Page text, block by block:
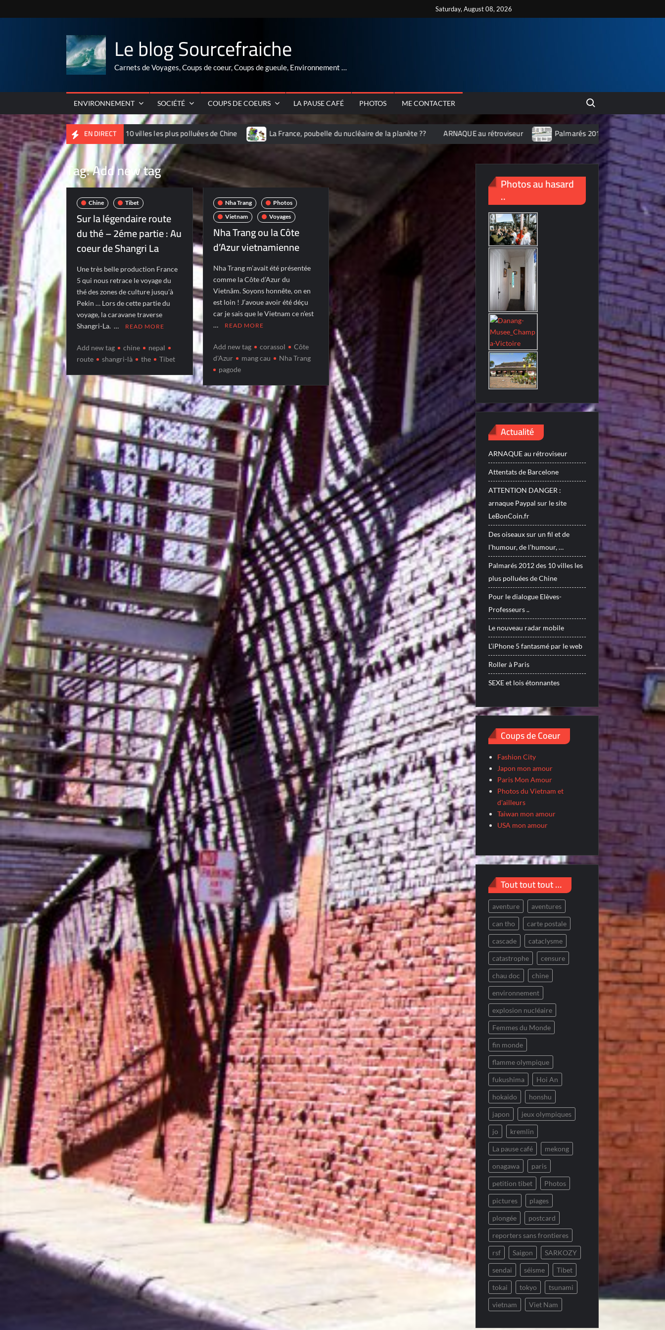
to
Saturday, August 08, 2026
Le blog Sourcefraiche
Carnets de Voyages, Coups de coeur, Coups de gueule, Environnement …
ENVIRONNEMENT SOCIÉTÉ COUPS DE COEURS LA PAUSE CAFÉ PHOTOS ME CONTACTER
Search for:
EN DIRECT
Palmarés 2012 des 10 villes les plus polluées de Chine La France, poubelle du nucléaire de la planète ?? ARNAQUE au rétroviseur Palmarés 2012 des 10 villes les plus polluées de
Tag:Add new tag
Chine Tibet
Sur la légendaire route
du thé – 2éme partie : Au
coeur de Shangri La
Une très belle production France
5 qui nous retrace le voyage du
thé des zones de culture jusqu’à
Pekin … Lors de cette partie du
voyage, la caravane traverse
Shangri-La. …
READ MORE
Add new tag chine
nepal
route
shangri-là the Tibet
Nha Trang
Photos
Vietnam
Voyages
Nha Trang ou la Côte
d’Azur vietnamienne
Nha Trang m’avait été présentée
comme la Côte d’Azur du
Vietnâm. Soyons honnête, on en
est loin ! J’avoue avoir été déçu
car je sais que le Vietnam ce n’est
…
READ MORE
Add new tag corassol
Côte
d'Azur
mang cau
Nha Trang
pagode
Photos au hasard
..
Actualité
ARNAQUE au rétroviseur
Attentats de Barcelone
ATTENTION DANGER :
arnaque Paypal sur le site
LeBonCoin.fr
Des oiseaux sur un fil et de
l’humour, de l’humour, …
Palmarés 2012 des 10 villes les
plus polluées de Chine
Pour le dialogue Elèves-
Professeurs ..
Le nouveau radar mobile
L’iPhone 5 fantasmé par le web
Roller à Paris
SEXE et lois étonnantes
Coups de Coeur
Fashion City
Japon mon amour
Paris Mon Amour
Photos du Vietnam et
d'ailleurs
Taiwan mon amour
USA mon amour
Tout tout tout …
aventure aventures
can tho carte postale
cascade cataclysme
catastrophe censure
chau doc chine
environnement
explosion nucléaire
Femmes du Monde
fin monde
flamme olympique
fukushima Hoi An
hokaido honshu
japon jeux olympiques
jo kremlin
La pause café mekong
onagawa paris
petition tibet Photos
pictures plages
plongée postcard
reporters sans frontieres
rsf Saigon SARKOZY
sendai séisme Tibet
tokai tokyo tsunami
vietnam Viet Nam